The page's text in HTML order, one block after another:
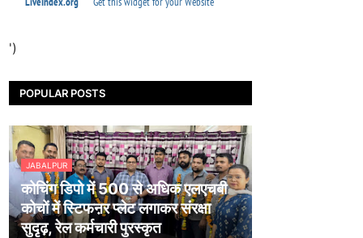
')
POPULAR POSTS
JABALPUR
कोचिंग डिपो में 500 से अधिक एलएचबी
कोचों में स्टिफऩर प्लेट लगाकर संरक्षा
सुदृढ़, रेल कर्मचारी पुरस्कृत